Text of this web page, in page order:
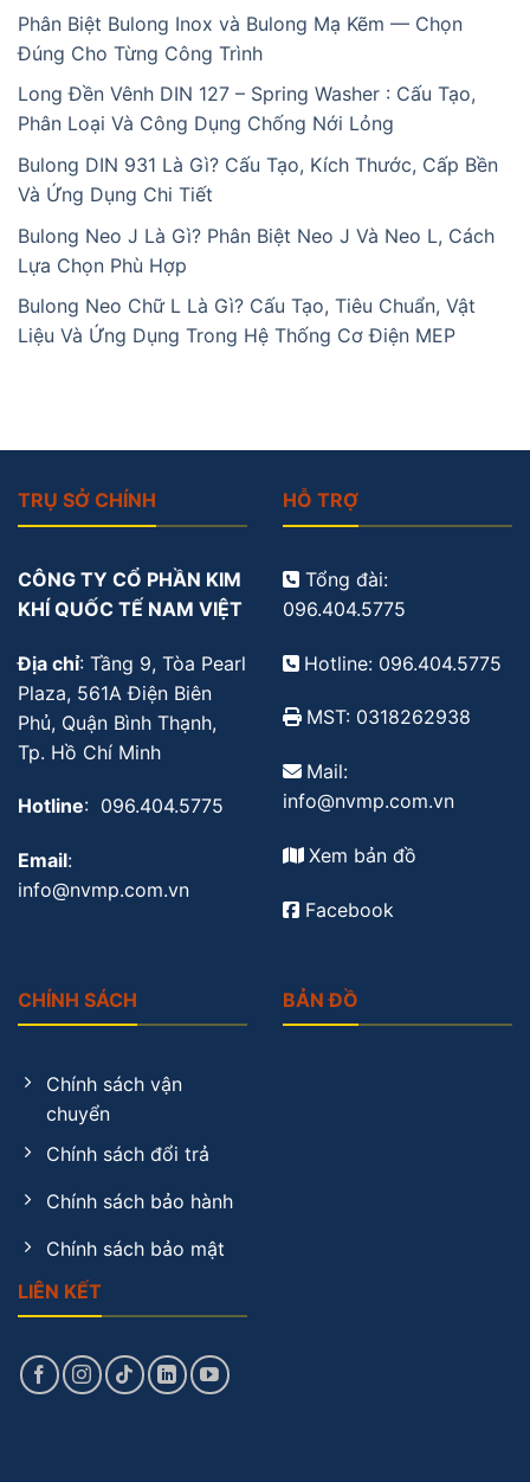
Phân Biệt Bulong Inox và Bulong Mạ Kẽm — Chọn
Đúng Cho Từng Công Trình
Long Đền Vênh DIN 127 – Spring Washer : Cấu Tạo,
Phân Loại Và Công Dụng Chống Nới Lỏng
Bulong DIN 931 Là Gì? Cấu Tạo, Kích Thước, Cấp Bền
Và Ứng Dụng Chi Tiết
Bulong Neo J Là Gì? Phân Biệt Neo J Và Neo L, Cách
Lựa Chọn Phù Hợp
Bulong Neo Chữ L Là Gì? Cấu Tạo, Tiêu Chuẩn, Vật
Liệu Và Ứng Dụng Trong Hệ Thống Cơ Điện MEP
TRỤ SỞ CHÍNH
CÔNG TY CỔ PHẦN KIM
KHÍ QUỐC TẾ NAM VIỆT
Địa chỉ: Tầng 9, Tòa Pearl
Plaza, 561A Điện Biên
Phủ, Quận Bình Thạnh,
Tp. Hồ Chí Minh
Hotline: 096.404.5775
Email:
info@nvmp.com.vn
HỖ TRỢ
Tổng đài:
096.404.5775
Hotline: 096.404.5775
MST: 0318262938
Mail:
info@nvmp.com.vn
Xem bản đồ
Facebook
CHÍNH SÁCH
Chính sách vận
chuyển
Chính sách đổi trả
Chính sách bảo hành
Chính sách bảo mật
LIÊN KẾT
BẢN ĐỒ